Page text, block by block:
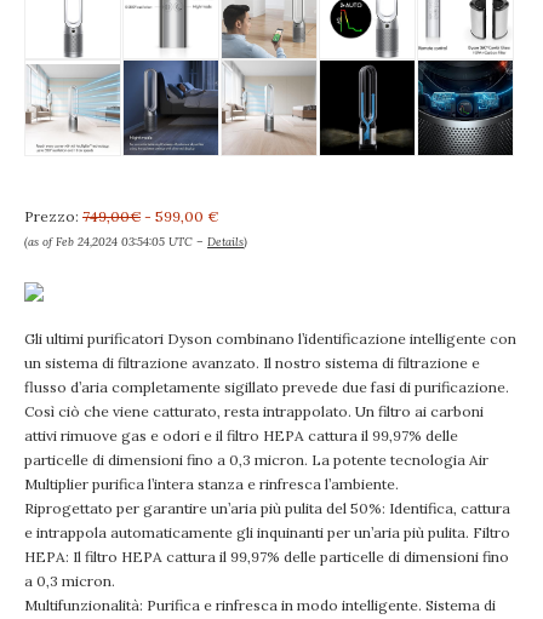
Prezzo: 749,00€ - 599,00 €
(as of Feb 24,2024 03:54:05 UTC – Details)
Gli ultimi purificatori Dyson combinano l’identificazione intelligente con
un sistema di filtrazione avanzato. Il nostro sistema di filtrazione e
flusso d’aria completamente sigillato prevede due fasi di purificazione.
Così ciò che viene catturato, resta intrappolato. Un filtro ai carboni
attivi rimuove gas e odori e il filtro HEPA cattura il 99,97% delle
particelle di dimensioni fino a 0,3 micron. La potente tecnologia Air
Multiplier purifica l’intera stanza e rinfresca l’ambiente.
Riprogettato per garantire un’aria più pulita del 50%: Identifica, cattura
e intrappola automaticamente gli inquinanti per un’aria più pulita. Filtro
HEPA: Il filtro HEPA cattura il 99,97% delle particelle di dimensioni fino
a 0,3 micron.
Multifunzionalità: Purifica e rinfresca in modo intelligente. Sistema di